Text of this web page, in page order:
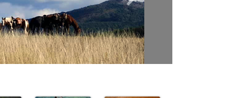
Next